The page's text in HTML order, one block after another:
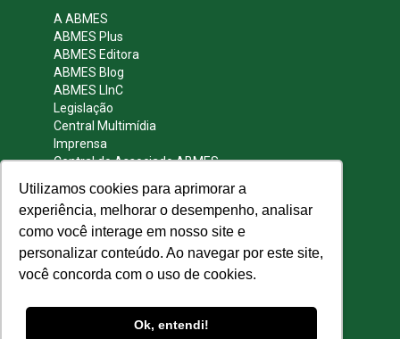
Utilizamos cookies para aprimorar a
experiência, melhorar o desempenho, analisar
como você interage em nosso site e
personalizar conteúdo. Ao navegar por este site,
você concorda com o uso de cookies.
Ok, entendi!
A ABMES
ABMES Plus
ABMES Editora
ABMES Blog
ABMES LInC
Legislação
Central Multimídia
Imprensa
Central do Associado ABMES
REDES SOCIAIS
reservados.